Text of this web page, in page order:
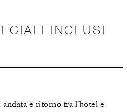
INCLUSI
e ritorno tra l'hotel e